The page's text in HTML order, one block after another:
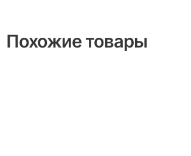
Похожие товары